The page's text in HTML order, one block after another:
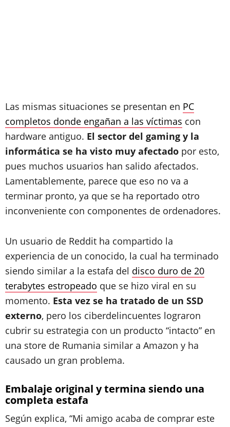
Las mismas situaciones se presentan en PC
completos donde engañan a las víctimas con
hardware antiguo. El sector del gaming y la
informática se ha visto muy afectado por esto,
pues muchos usuarios han salido afectados.
Lamentablemente, parece que eso no va a
terminar pronto, ya que se ha reportado otro
inconveniente con componentes de ordenadores.
Un usuario de Reddit ha compartido la
experiencia de un conocido, la cual ha terminado
siendo similar a la estafa del disco duro de 20
terabytes estropeado que se hizo viral en su
momento. Esta vez se ha tratado de un SSD
externo, pero los ciberdelincuentes lograron
cubrir su estrategia con un producto “intacto” en
una store de Rumania similar a Amazon y ha
causado un gran problema.
Embalaje original y termina siendo una
completa estafa
Según explica, “Mi amigo acaba de comprar este